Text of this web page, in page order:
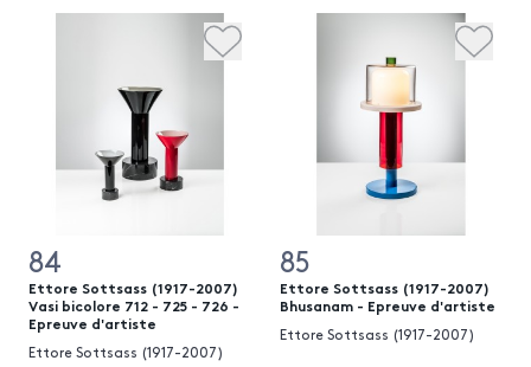
84
Ettore Sottsass (1917-2007)
Vasi bicolore 712 - 725 - 726 -
Epreuve d'artiste
Ettore Sottsass (1917-2007)
85
Ettore Sottsass (1917-2007)
Bhusanam - Epreuve d'artiste
Ettore Sottsass (1917-2007)